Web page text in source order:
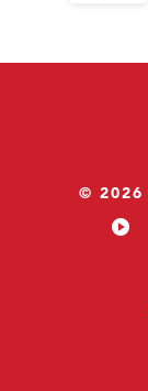
© 2026